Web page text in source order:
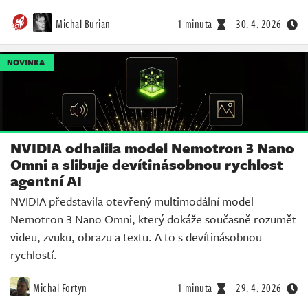
Michal Burian 1 minuta 30. 4. 2026
NOVINKA
NVIDIA odhalila model Nemotron 3 Nano
Omni a slibuje devítinásobnou rychlost
agentní AI
NVIDIA představila otevřený multimodální model
Nemotron 3 Nano Omni, který dokáže současně rozumět
videu, zvuku, obrazu a textu. A to s devítinásobnou
rychlostí.
Michal Fortyn 1 minuta 29. 4. 2026